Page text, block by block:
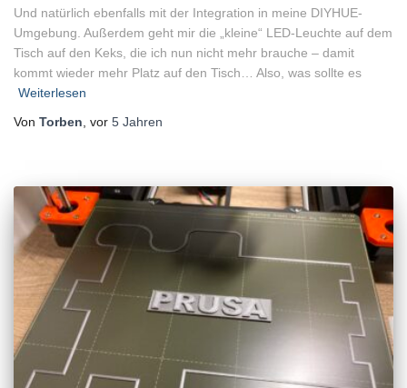
Und natürlich ebenfalls mit der Integration in meine DIYHUE-
Umgebung. Außerdem geht mir die „kleine“ LED-Leuchte auf dem
Tisch auf den Keks, die ich nun nicht mehr brauche – damit
kommt wieder mehr Platz auf den Tisch… Also, was sollte es
Weiterlesen
Von Torben , vor 5 Jahren